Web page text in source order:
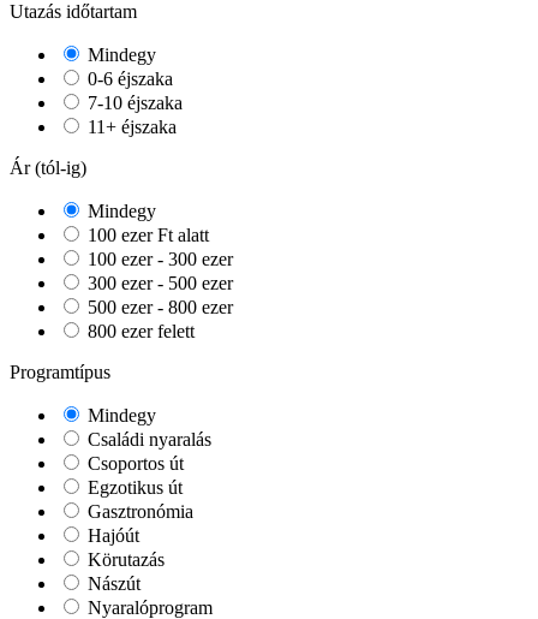
Utazás időtartam
Mindegy
0-6 éjszaka
7-10 éjszaka
11+ éjszaka
Ár (tól-ig)
Mindegy
100 ezer Ft alatt
100 ezer - 300 ezer
300 ezer - 500 ezer
500 ezer - 800 ezer
800 ezer felett
Programtípus
Mindegy
Családi nyaralás
Csoportos út
Egzotikus út
Gasztronómia
Hajóút
Körutazás
Nászút
Nyaralóprogram